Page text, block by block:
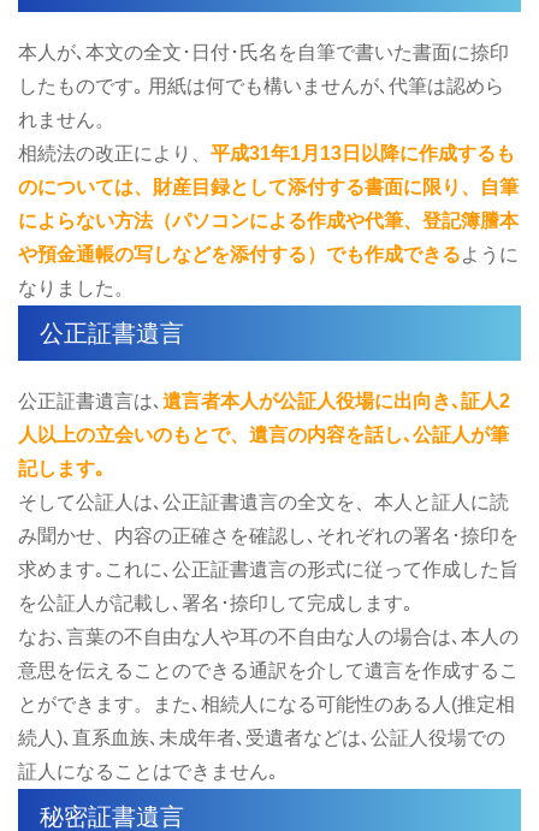
本人が､本文の全文･日付･氏名を自筆で書いた書面に捺印
したものです｡ 用紙は何でも構いませんが､代筆は認めら
れません。
相続法の改正により、 平成31年1月13日以降に作成するも
のについては、財産目録として添付する書面に限り、自筆
によらない方法（パソコンによる作成や代筆、登記簿謄本
や預金通帳の写しなどを添付する）でも作成できるように
なりました。
公正証書遺言
公正証書遺言は､ 遺言者本人が公証人役場に出向き､証人2
人以上の立会いのもとで、遺言の内容を話し､公証人が筆
記します｡
そして公証人は､公正証書遺言の全文を、本人と証人に読
み聞かせ、内容の正確さを確認し､それぞれの署名･捺印を
求めます｡これに､公正証書遺言の形式に従って作成した旨
を公証人が記載し､署名･捺印して完成します｡
なお､言葉の不自由な人や耳の不自由な人の場合は､本人の
意思を伝えることのできる通訳を介して遺言を作成するこ
とができます。また､相続人になる可能性のある人(推定相
続人)､直系血族､未成年者､受遺者などは､公証人役場での
証人になることはできません｡
秘密証書遺言